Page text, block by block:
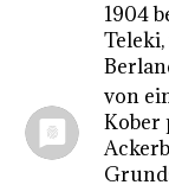
1904
von
Kober